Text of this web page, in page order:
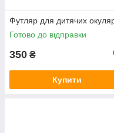
Футляр для дитячих
Готово до відправки
350 ₴
Купити